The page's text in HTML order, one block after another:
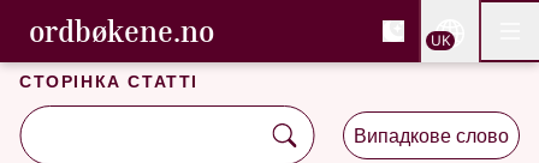
Перейти до основного вмісту
Доступність
ordbøkene.no, Cловник букмола та
Cловник букмола та Словник нюношка
UK
Сторінка статті
Випадкове слово